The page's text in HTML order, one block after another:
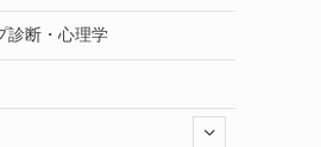
診断・心理学